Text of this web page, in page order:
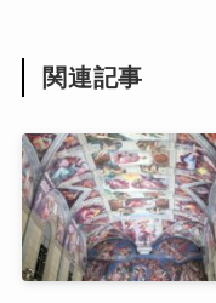
関連記事